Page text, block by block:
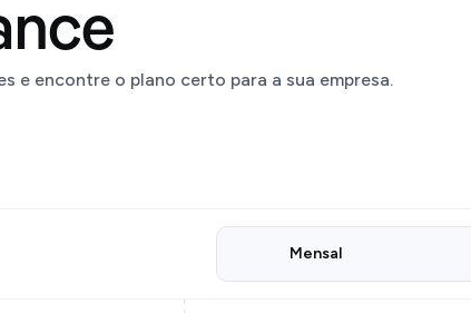
e encontre o plano certo para a sua empresa.
Mensal